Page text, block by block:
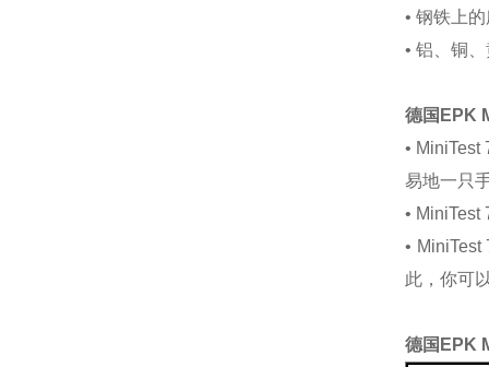
• 钢铁上
• 铝、铜
德国EPK
•
易地一只
•
•
此，你可
德国EPK